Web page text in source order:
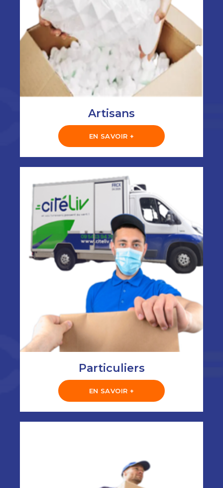
Artisans
EN SAVOIR +
Particuliers
EN SAVOIR +